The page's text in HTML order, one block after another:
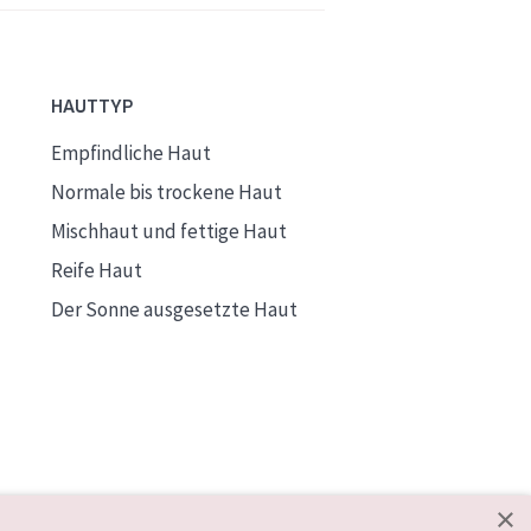
HAUTTYP
Empfindliche Haut
Normale bis trockene Haut
Mischhaut und fettige Haut
Reife Haut
Der Sonne ausgesetzte Haut
×